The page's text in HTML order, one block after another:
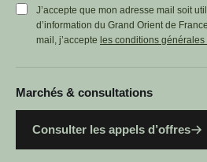
J’accepte que mon adresse mail soit
d’information du Grand Orient de
mail, j’accepte les conditions
Marchés & consultations
Consulter les appels d’offres